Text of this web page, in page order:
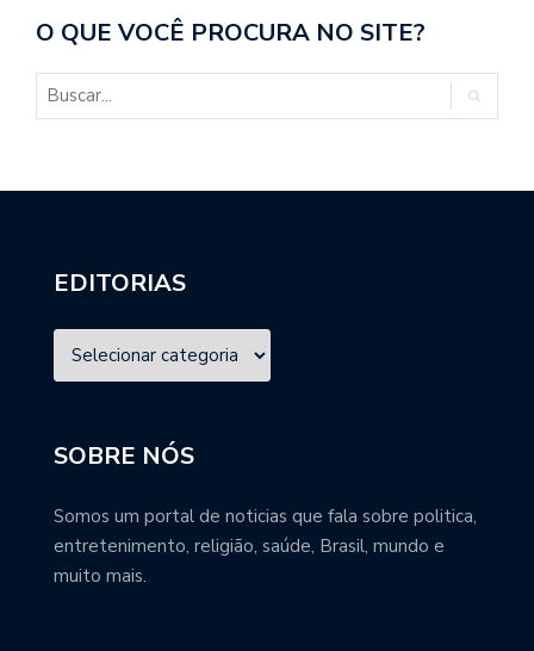
O QUE VOCÊ PROCURA NO SITE?
EDITORIAS
SOBRE NÓS
Somos um portal de noticias que fala sobre politica,
entretenimento, religião, saúde, Brasil, mundo e
muito mais.